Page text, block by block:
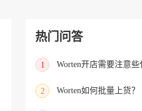
热门问答
1 Worten开店需要注意些
2 Worten如何批量上货？